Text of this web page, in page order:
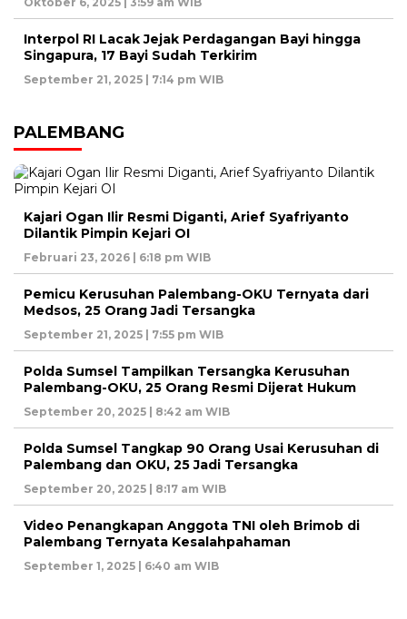
Interpol RI Lacak Jejak Perdagangan Bayi hingga
Singapura, 17 Bayi Sudah Terkirim
September 21, 2025 | 7:14 pm WIB
PALEMBANG
Kajari Ogan Ilir Resmi Diganti, Arief Syafriyanto
Dilantik Pimpin Kejari OI
Februari 23, 2026 | 6:18 pm WIB
Pemicu Kerusuhan Palembang-OKU Ternyata dari
Medsos, 25 Orang Jadi Tersangka
September 21, 2025 | 7:55 pm WIB
Polda Sumsel Tampilkan Tersangka Kerusuhan
Palembang-OKU, 25 Orang Resmi Dijerat Hukum
September 20, 2025 | 8:42 am WIB
Polda Sumsel Tangkap 90 Orang Usai Kerusuhan di
Palembang dan OKU, 25 Jadi Tersangka
September 20, 2025 | 8:17 am WIB
Video Penangkapan Anggota TNI oleh Brimob di
Palembang Ternyata Kesalahpahaman
September 1, 2025 | 6:40 am WIB